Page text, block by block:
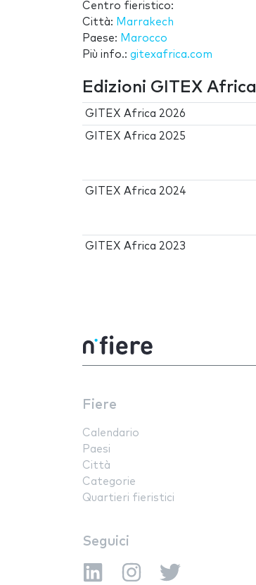
Centro fieristico:
Città: Marrakech
Paese: Marocco
Più info.: gitexafrica.com
Edizioni GITEX Africa
GITEX Africa 2026
GITEX Africa 2025
GITEX Africa 2024
GITEX Africa 2023
Fiere
Calendario
Paesi
Città
Categorie
Quartieri fieristici
Seguici